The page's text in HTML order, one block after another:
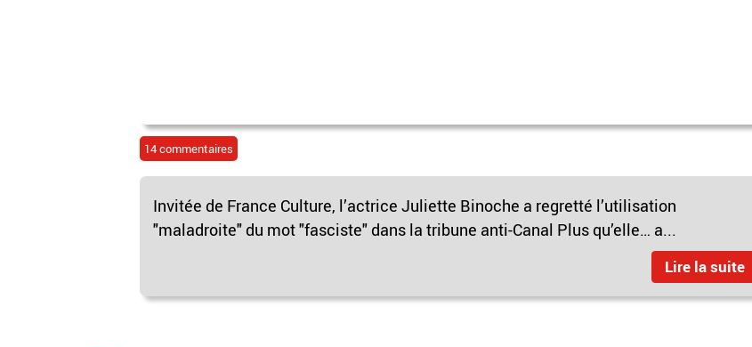
14 commentaires
Invitée de France Culture, l’actrice Juliette Binoche a regretté l’utilisation
"maladroite" du mot "fasciste" dans la tribune anti-Canal Plus qu’elle… a...
Lire la suite